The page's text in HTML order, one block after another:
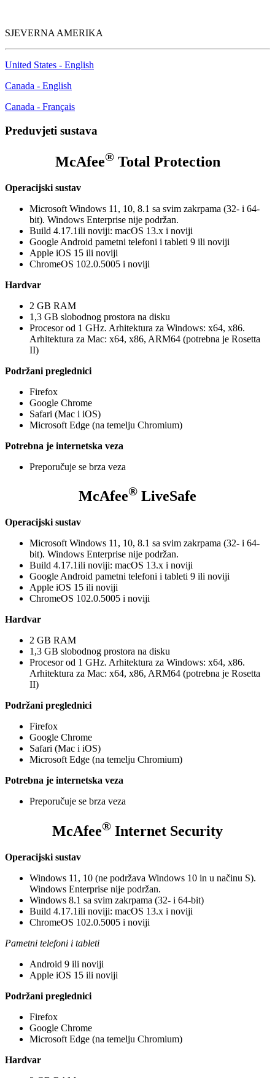
SJEVERNA AMERIKA
United States - English
Canada - English
Canada - Français
Preduvjeti sustava
McAfee®Total Protection
Operacijski sustav
Microsoft Windows 11, 10, 8.1 sa svim zakrpama (32- i 64-
bit). Windows Enterprise nije podržan.
Build 4.17.1ili noviji: macOS 13.x i noviji
Google Android pametni telefoni i tableti 9 ili noviji
Apple iOS 15 ili noviji
ChromeOS 102.0.5005 i noviji
Hardvar
2 GB RAM
1,3 GB slobodnog prostora na disku
Procesor od 1 GHz. Arhitektura za Windows: x64, x86.
Arhitektura za Mac: x64, x86, ARM64 (potrebna je Rosetta
II)
Podržani preglednici
Firefox
Google Chrome
Safari (Mac i iOS)
Microsoft Edge (na temelju Chromium)
Potrebna je internetska veza
Preporučuje se brza veza
McAfee® LiveSafe
Operacijski sustav
Microsoft Windows 11, 10, 8.1 sa svim zakrpama (32- i 64-
bit). Windows Enterprise nije podržan.
Build 4.17.1ili noviji: macOS 13.x i noviji
Google Android pametni telefoni i tableti 9 ili noviji
Apple iOS 15 ili noviji
ChromeOS 102.0.5005 i noviji
Hardvar
2 GB RAM
1,3 GB slobodnog prostora na disku
Procesor od 1 GHz. Arhitektura za Windows: x64, x86.
Arhitektura za Mac: x64, x86, ARM64 (potrebna je Rosetta
II)
Podržani preglednici
Firefox
Google Chrome
Safari (Mac i iOS)
Microsoft Edge (na temelju Chromium)
Potrebna je internetska veza
Preporučuje se brza veza
McAfee® Internet Security
Operacijski sustav
Windows 11, 10 (ne podržava Windows 10 in u načinu S).
Windows Enterprise nije podržan.
Windows 8.1 sa svim zakrpama (32- i 64-bit)
Build 4.17.1ili noviji: macOS 13.x i noviji
ChromeOS 102.0.5005 i noviji
Pametni telefoni i tableti
Android 9 ili noviji
Apple iOS 15 ili noviji
Podržani preglednici
Firefox
Google Chrome
Microsoft Edge (na temelju Chromium)
Hardvar